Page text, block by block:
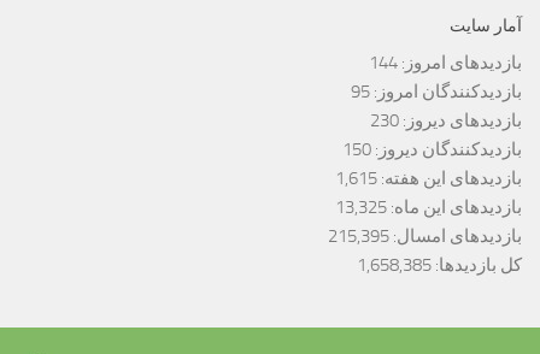
آمار سایت
بازدیدهای امروز: 144
بازدیدکنندگان امروز: 95
بازدیدهای دیروز: 230
بازدیدکنندگان دیروز: 150
بازدیدهای این هفته: 1,615
بازدیدهای این ماه: 13,325
بازدیدهای امسال: 215,395
کل بازدیدها: 1,658,385